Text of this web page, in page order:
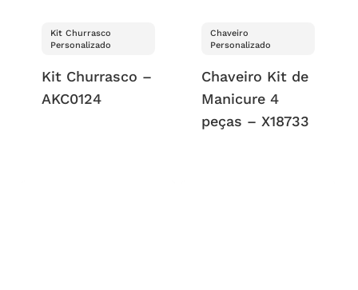
Kit Churrasco
Personalizado
Kit Churrasco –
AKC0124
Chaveiro
Personalizado
Chaveiro Kit de
Manicure 4
peças – X18733